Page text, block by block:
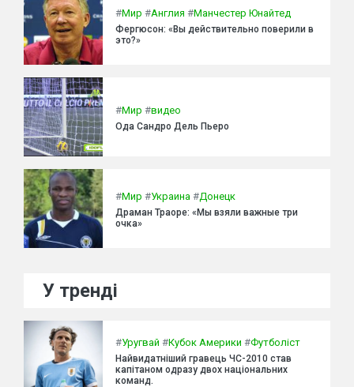
#Мир #Англия #Манчестер Юнайтед
Фергюсон: «Вы действительно поверили в
это?»
#Мир #видео
Ода Сандро Дель Пьеро
#Мир #Украина #Донецк
Драман Траоре: «Мы взяли важные три
очка»
У тренді
#Уругвай #Кубок Америки #Футболіст
Найвидатніший гравець ЧС-2010 став
капітаном одразу двох національних
команд.